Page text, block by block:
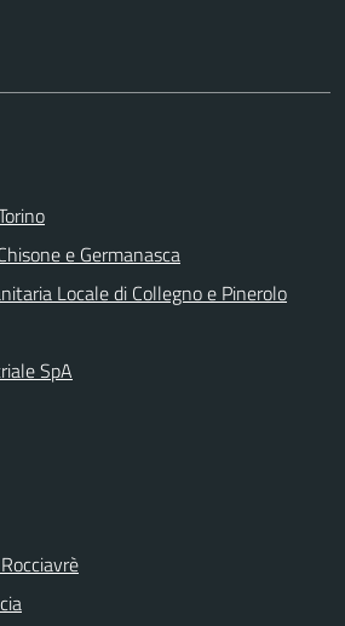
e Germanasca
Locale di Collegno e Pinerolo
SpA